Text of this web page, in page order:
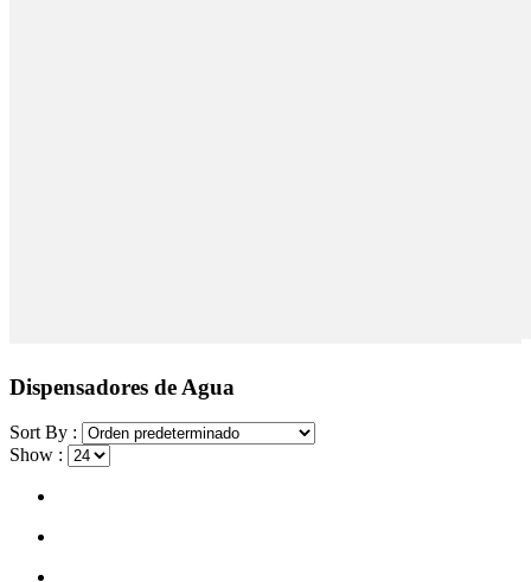
Dispensadores de Agua
Sort By :
Show :